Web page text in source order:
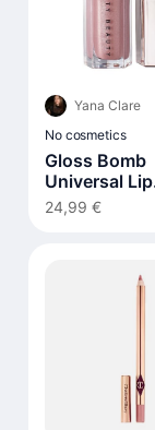
Yana Clare
No cosmetics
Gloss Bomb
Universal Lip
Luminizer
24,99 €